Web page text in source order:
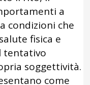
a
condizioni che
fisica e
tentativo
soggettività.
come